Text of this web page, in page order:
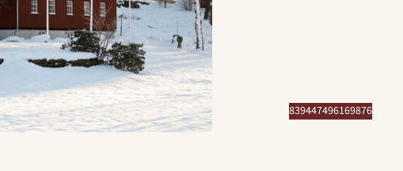
839447496169876